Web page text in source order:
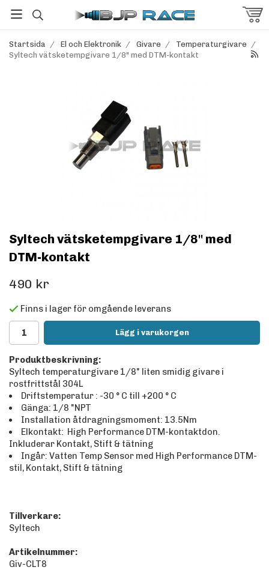
Startsida / El och Elektronik / Givare / Temperaturgivare /
Syltech vätsketempgivare 1/8" med DTM-kontakt
Syltech vätsketempgivare 1/8" med
DTM-kontakt
490 kr
Finns i lager för omgående leverans
Lägg i varukorgen
Produktbeskrivning:
Syltech temperaturgivare 1/8" liten smidig givare i
rostfrittstål 304L
Driftstemperatur : -30 ° C till +200 ° C
Gänga: 1/8 "NPT
Installation åtdragningsmoment: 13.5Nm
Elkontakt: High Performance DTM-kontaktdon.
Inkluderar Kontakt, Stift & tätning
Ingår: Vatten Temp Sensor med High Performance DTM-
stil, Kontakt, Stift & tätning
Tillverkare:
Syltech
Artikelnummer:
Giv-CLT8